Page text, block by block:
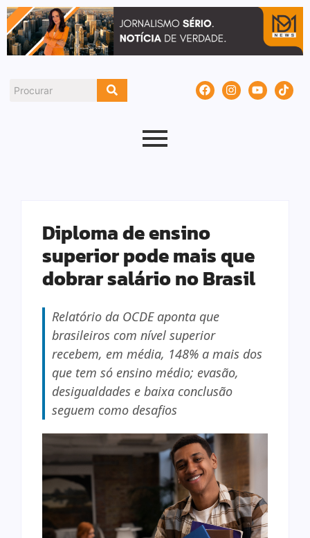
Diploma de ensino
superior pode mais que
dobrar salário no Brasil
Relatório da OCDE aponta que
brasileiros com nível superior
recebem, em média, 148% a mais dos
que tem só ensino médio; evasão,
desigualdades e baixa conclusão
seguem como desafios